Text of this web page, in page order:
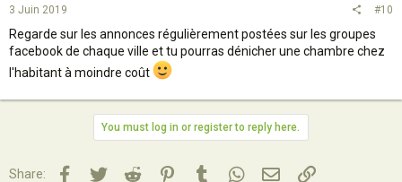
3 Juin 2019 #10
Regarde sur les annonces régulièrement postées sur les groupes
facebook de chaque ville et tu pourras dénicher une chambre chez
l'habitant à moindre coût
You must log in or register to reply here.
Share: Facebook
TwitterReddit PinterestTumblrWhatsApp
Email Lien